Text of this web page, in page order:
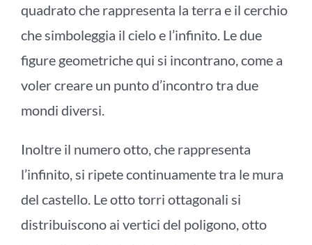
quadrato che rappresenta la terra e il cerchio
che simboleggia il cielo e l’infinito. Le due
figure geometriche qui si incontrano, come a
voler creare un punto d’incontro tra due
mondi diversi.
Inoltre il numero otto, che rappresenta
l’infinito, si ripete continuamente tra le mura
del castello. Le otto torri ottagonali si
distribuiscono ai vertici del poligono, otto